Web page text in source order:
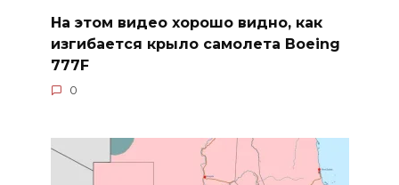
На этом видео хорошо видно, как
изгибается крыло самолета Boeing
777F
0